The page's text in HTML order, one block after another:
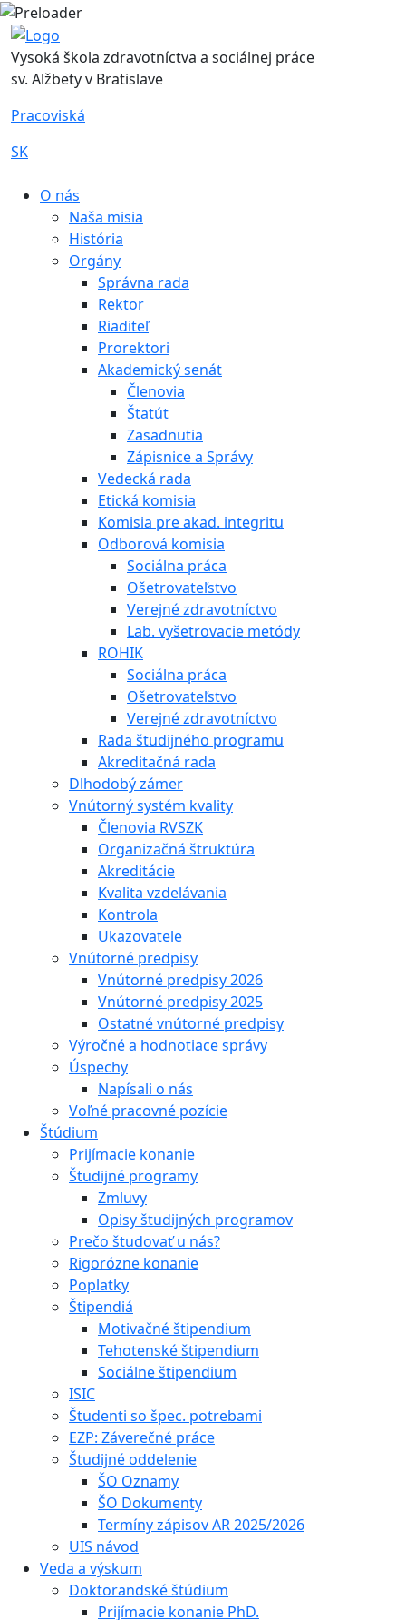
Vysoká škola zdravotníctva a sociálnej práce
sv. Alžbety v Bratislave
Pracoviská
SK
O nás
Naša misia
História
Orgány
Správna rada
Rektor
Riaditeľ
Prorektori
Akademický senát
Členovia
Štatút
Zasadnutia
Zápisnice a Správy
Vedecká rada
Etická komisia
Komisia pre akad. integritu
Odborová komisia
Sociálna práca
Ošetrovateľstvo
Verejné zdravotníctvo
Lab. vyšetrovacie metódy
ROHIK
Sociálna práca
Ošetrovateľstvo
Verejné zdravotníctvo
Rada študijného programu
Akreditačná rada
Dlhodobý zámer
Vnútorný systém kvality
Členovia RVSZK
Organizačná štruktúra
Akreditácie
Kvalita vzdelávania
Kontrola
Ukazovatele
Vnútorné predpisy
Vnútorné predpisy 2026
Vnútorné predpisy 2025
Ostatné vnútorné predpisy
Výročné a hodnotiace správy
Úspechy
Napísali o nás
Voľné pracovné pozície
Štúdium
Prijímacie konanie
Študijné programy
Zmluvy
Opisy študijných programov
Prečo študovať u nás?
Rigorózne konanie
Poplatky
Štipendiá
Motivačné štipendium
Tehotenské štipendium
Sociálne štipendium
ISIC
Študenti so špec. potrebami
EZP: Záverečné práce
Študijné oddelenie
ŠO Oznamy
ŠO Dokumenty
Termíny zápisov AR 2025/2026
UIS návod
Veda a výskum
Doktorandské štúdium
Prijímacie konanie PhD.